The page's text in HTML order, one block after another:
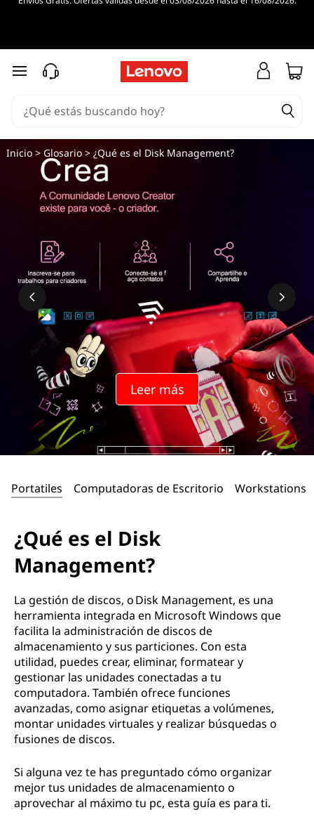
Ir al contenido principal
Leer más
Inicio> Glosario> ¿Qué es el Disk Management?
Portatiles Computadoras de Escritorio Workstations
¿Qué es el Disk
Management?
La gestión de discos, o Disk Management, es una
herramienta integrada en Microsoft Windows que
facilita la administración de discos de
almacenamiento y sus particiones. Con esta
utilidad, puedes crear, eliminar, formatear y
gestionar las unidades conectadas a tu
computadora. También ofrece funciones
avanzadas, como asignar etiquetas a volúmenes,
montar unidades virtuales y realizar búsquedas o
fusiones de discos.
Si alguna vez te has preguntado cómo organizar
mejor tus unidades de almacenamiento o
aprovechar al máximo tu pc, esta guía es para ti.